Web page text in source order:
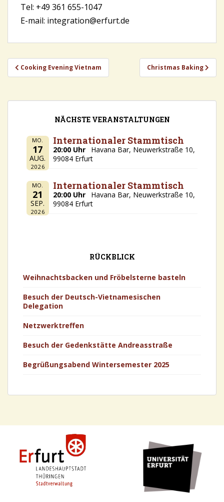
Tel: +49 361 655-1047
E-mail: integration@erfurt.de
Beitragsnavigation
Cooking Evening Vietnam Christmas Baking
NÄCHSTE VERANSTALTUNGEN
MO.
17
AUG.
2026
Internationaler Stammtisch
20:00 Uhr
Havana Bar, Neuwerkstraße 10,
99084 Erfurt
MO.
21
SEP.
2026
Internationaler Stammtisch
20:00 Uhr
Havana Bar, Neuwerkstraße 10,
99084 Erfurt
RÜCKBLICK
Weihnachtsbacken und Fröbelsterne basteln
Besuch der Deutsch-Vietnamesischen
Delegation
Netzwerktreffen
Besuch der Gedenkstätte Andreasstraße
Begrüßungsabend Wintersemester 2025